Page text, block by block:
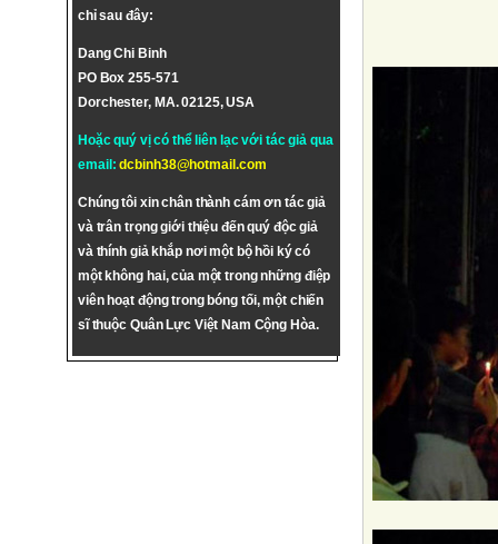
chỉ sau đây:
Dang Chi Binh
PO Box 255-571
Dorchester, MA. 02125, USA
Hoặc quý vị có thể liên lạc với tác giả qua
email:dcbinh38@hotmail.com
Chúng tôi xin chân thành cám ơn tác giả
và trân trọng giới thiệu đến quý độc giả
và thính giả khắp nơi một bộ hồi ký có
một không hai, của một trong những điệp
viên hoạt động trong bóng tối, một chiến
sĩ thuộc Quân Lực Việt Nam Cộng Hòa.